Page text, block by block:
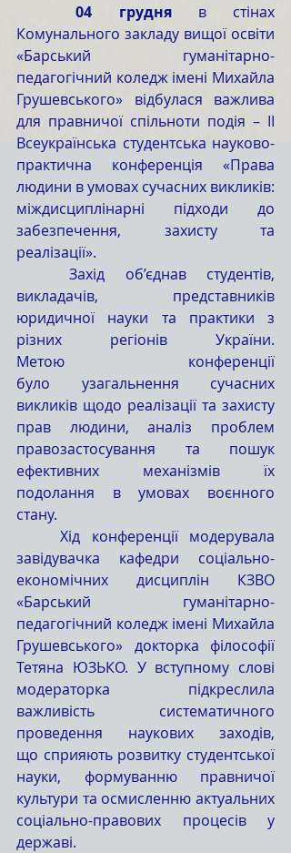
	04 грудня
в стінах
Комунального закладу вищої освіти
«Барський гуманітарно-
педагогічний коледж імені Михайла
Грушевського» відбулася важлива
для правничої спільноти подія – II
Всеукраїнська студентська науково-
практична конференція «Права
людини в умовах сучасних викликів:
міждисциплінарні підходи до
забезпечення, захисту та
реалізації».
	Захід об’єднав студентів,
викладачів, представників
юридичної науки та практики з
різних регіонів України.
Метою конференції
було узагальнення сучасних
викликів щодо реалізації та захисту
прав людини, аналіз проблем
правозастосування та пошук
ефективних механізмів їх
подолання в умовах воєнного
стану.
	Хід конференції модерувала
завідувачка кафедри соціально-
економічних дисциплін КЗВО
«Барський гуманітарно-
педагогічний коледж імені Михайла
Грушевського» докторка філософії
Тетяна ЮЗЬКО. У вступному слові
модераторка підкреслила
важливість систематичного
проведення наукових заходів,
що сприяють розвитку студентської
науки, формуванню правничої
культури та осмисленню актуальних
соціально-правових процесів у
державі.